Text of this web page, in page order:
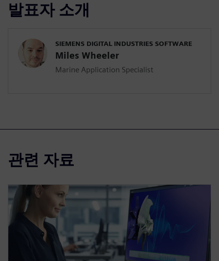
발표자 소개
SIEMENS DIGITAL INDUSTRIES SOFTWARE
Miles Wheeler
Marine Application Specialist
관련 자료